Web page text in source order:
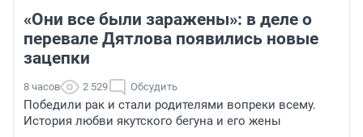
«Они все были заражены»: в деле о
перевале Дятлова появились новые
зацепки
8 часов 2 529 Обсудить
Победили рак и стали родителями вопреки всему.
История любви якутского бегуна и его жены